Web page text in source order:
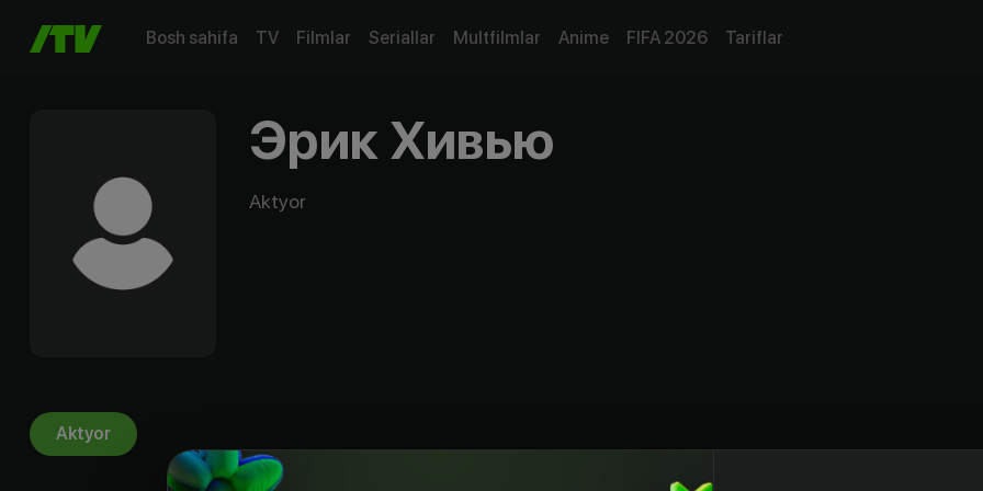
Bosh sahifa TV Filmlar Seriallar Multfilmlar Anime FIFA 2026 Tariflar
Эрик Хивью
Aktyor
Aktyor